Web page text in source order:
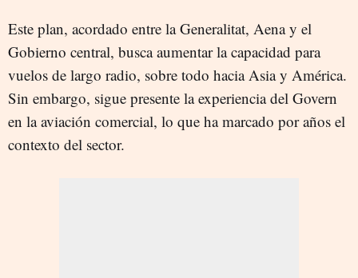
Este plan, acordado entre la Generalitat, Aena y el
Gobierno central, busca aumentar la capacidad para
vuelos de largo radio, sobre todo hacia Asia y América.
Sin embargo, sigue presente la experiencia del Govern
en la aviación comercial, lo que ha marcado por años el
contexto del sector.